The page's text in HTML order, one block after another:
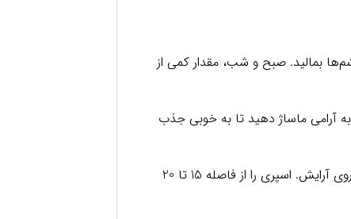
بمالید. صبح و شب، مقدار کمی از
آرامی ماساژ دهید تا به خوبی جذب
اسپری آبرسان: هر زمان که احساس کنید پوستتان خشک است، می‌توانید از این اسپری پوستی استفاده کنید، حتی روی آرایش. اسپری را از فاصله 15 تا 20